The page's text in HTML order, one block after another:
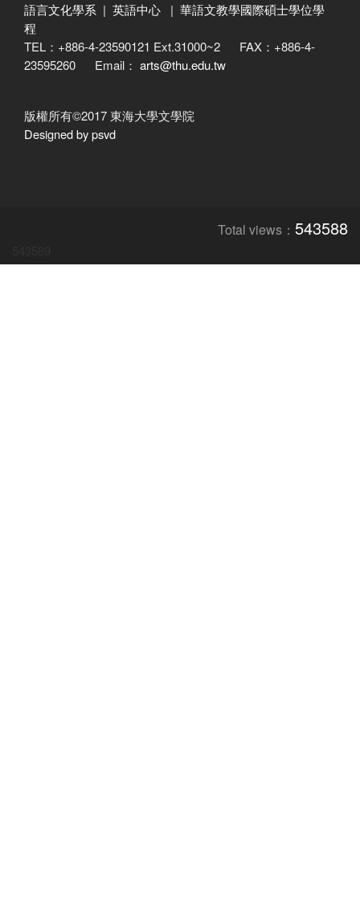
語言文化學系 | 英語中心 | 華語文教學國際碩士學位學
程
TEL：+886-4-23590121 Ext.31000~2 FAX：+886-4-
23595260 Email： arts@thu.edu.tw
版權所有©2017 東海大學文學院
Designed by psvd
Total views： 543588